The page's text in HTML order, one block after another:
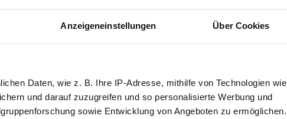
Anzeigeneinstellungen Über Cookies
Daten, wie z. B. Ihre IP-Adresse, mithilfe von Technologien wie
und darauf zuzugreifen und so personalisierte Werbung und
sowie Entwicklung von Angeboten zu ermöglichen.
Advertisement